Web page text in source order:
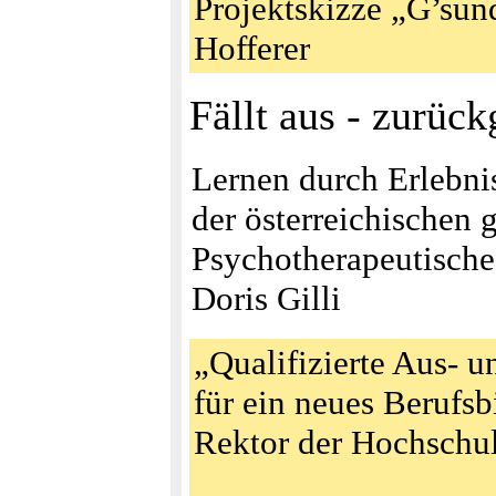
Projektskizze
Hofferer
Fällt aus -
Lernen durch
der österreichischen
Doris Gilli
„Qualifizierte Aus-
für ein neues
Rektor der